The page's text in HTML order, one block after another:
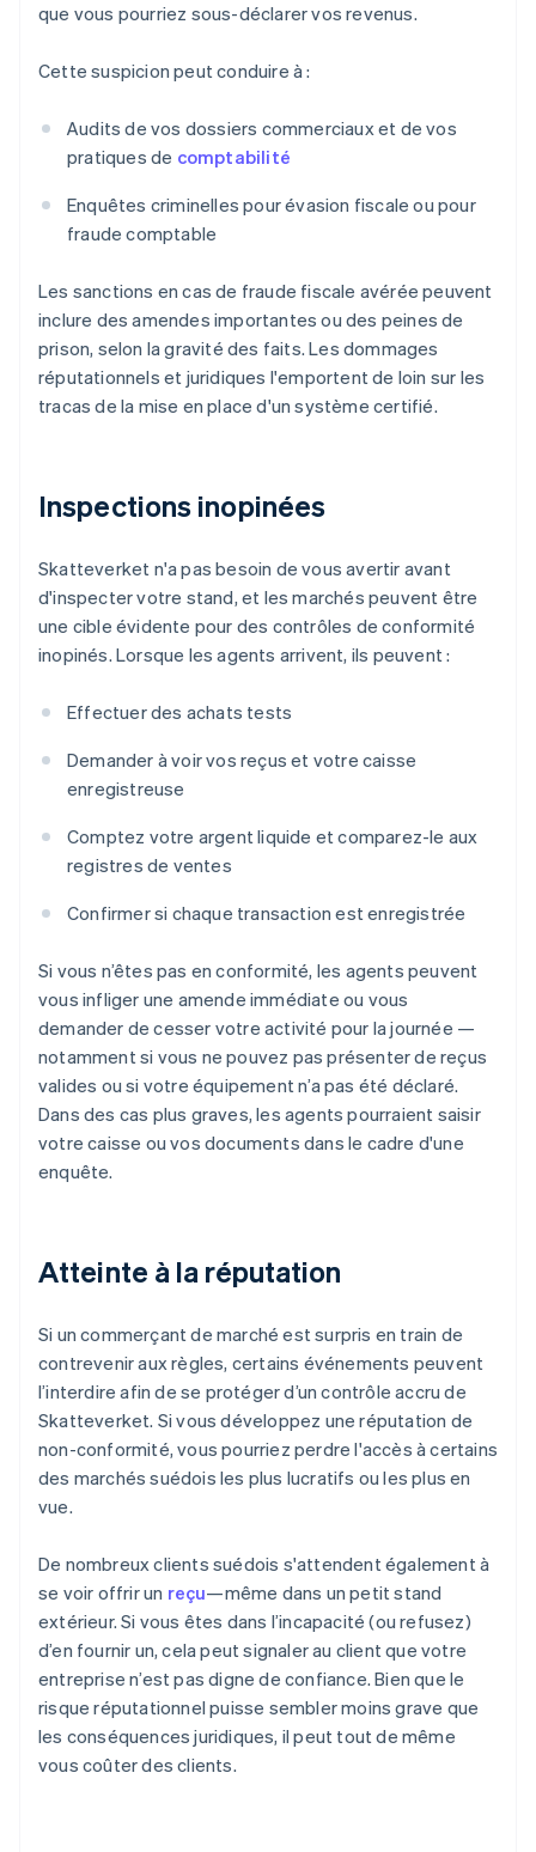
que vous pourriez sous-déclarer vos revenus.
Cette suspicion peut conduire à :
Audits de vos dossiers commerciaux et de vos
pratiques de comptabilité
Enquêtes criminelles pour évasion fiscale ou pour
fraude comptable
Les sanctions en cas de fraude fiscale avérée peuvent
inclure des amendes importantes ou des peines de
prison, selon la gravité des faits. Les dommages
réputationnels et juridiques l'emportent de loin sur les
tracas de la mise en place d'un système certifié.
Inspections inopinées
Skatteverket n'a pas besoin de vous avertir avant
d'inspecter votre stand, et les marchés peuvent être
une cible évidente pour des contrôles de conformité
inopinés. Lorsque les agents arrivent, ils peuvent :
Effectuer des achats tests
Demander à voir vos reçus et votre caisse
enregistreuse
Comptez votre argent liquide et comparez-le aux
registres de ventes
Confirmer si chaque transaction est enregistrée
Si vous n’êtes pas en conformité, les agents peuvent
vous infliger une amende immédiate ou vous
demander de cesser votre activité pour la journée —
notamment si vous ne pouvez pas présenter de reçus
valides ou si votre équipement n’a pas été déclaré.
Dans des cas plus graves, les agents pourraient saisir
votre caisse ou vos documents dans le cadre d'une
enquête.
Atteinte à la réputation
Si un commerçant de marché est surpris en train de
contrevenir aux règles, certains événements peuvent
l’interdire afin de se protéger d’un contrôle accru de
Skatteverket. Si vous développez une réputation de
non-conformité, vous pourriez perdre l'accès à certains
des marchés suédois les plus lucratifs ou les plus en
vue.
De nombreux clients suédois s'attendent également à
se voir offrir un reçu—même dans un petit stand
extérieur. Si vous êtes dans l’incapacité (ou refusez)
d’en fournir un, cela peut signaler au client que votre
entreprise n’est pas digne de confiance. Bien que le
risque réputationnel puisse sembler moins grave que
les conséquences juridiques, il peut tout de même
vous coûter des clients.